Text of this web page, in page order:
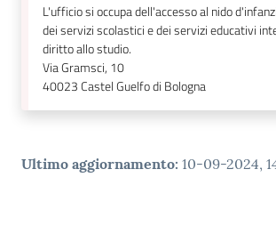
L'ufficio si occupa dell'accesso al nido
dei servizi scolastici e dei servizi educativi
diritto allo studio.
Via Gramsci, 10
40023Castel Guelfo di Bologna
Ultimo aggiornamento: 10-09-2024,